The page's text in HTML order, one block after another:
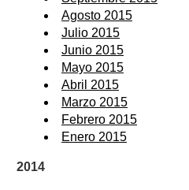
Agosto 2015
Julio 2015
Junio 2015
Mayo 2015
Abril 2015
Marzo 2015
Febrero 2015
Enero 2015
2014